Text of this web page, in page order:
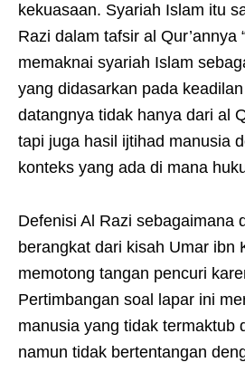
kekuasaan. Syariah Islam itu
Razi dalam tafsir al Qur’annya
memaknai syariah Islam
yang didasarkan pada
datangnya tidak hanya dari al
tapi juga hasil ijtihad manusia
konteks yang ada di mana
Defenisi Al Razi sebagaimana
berangkat dari kisah Umar ibn
memotong tangan pencuri
Pertimbangan soal lapar ini
manusia yang tidak termaktub
namun tidak bertentangan